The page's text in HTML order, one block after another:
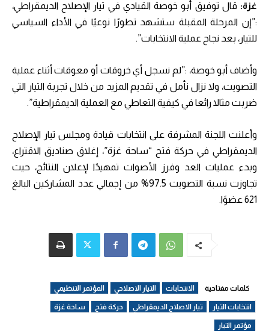
غزة: قال توفيق أبو خوصة القيادي في تيار الإصلاح الديمقراطي،
:”إن المرحلة المقبلة ستشهد تطورًا نوعيًا في الأداء السياسي
للتيار، بعد نجاح عملية الانتخابات”.
وأضاف أبو خوصة، :”لم نسجل أي خروقات أو معوقات أثناء عملية
التصويت، ولا نزال نأمل في تقديم المزيد من خلال تجربة التيار التي
ضربت مثالا رائعا في كيفية التعاطي مع العملية الديمقراطية”.
وأعلنت اللجنة المشرفة على انتخابات قيادة ومجلس تيار الإصلاح
الديمقراطي في حركة فتح “ساحة غزة”، إغلاق صناديق الاقتراع،
وبدء عمليات العد وفرز الأصوات تمهيدًا لإعلان النتائج، حيث
تجاوزت نسبة التصويت 97.5% من إجمالي عدد المشاركين البالغ
621 عضوًا.
كلمات مفتاحية الانتخابات التيار الاصلاحي المؤتمر التنظيمي
انتخابات التيار تيار الاصلاح الديمقراطي حركة فتح ساحة غزة
مؤتمر التيار